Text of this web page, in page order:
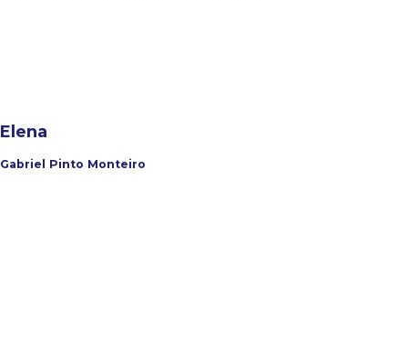
Elena
Gabriel Pinto Monteiro